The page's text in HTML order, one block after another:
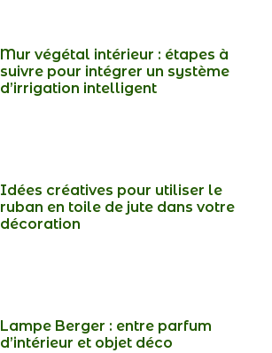
Mur végétal intérieur : étapes à
suivre pour intégrer un système
d’irrigation intelligent
Idées créatives pour utiliser le
ruban en toile de jute dans votre
décoration
Lampe Berger : entre parfum
d’intérieur et objet déco